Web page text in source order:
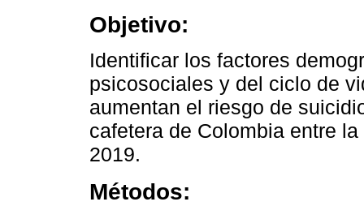
Objetivo:
Identificar los factores
psicosociales y del ciclo de
aumentan el riesgo de
cafetera de Colombia entre
2019.
Métodos: